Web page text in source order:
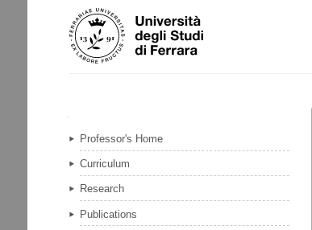
Skip
to
content.
Personal
tools
Professor's Home
Curriculum
Research
Publications